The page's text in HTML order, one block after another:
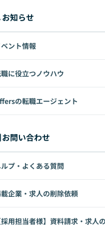
お知らせ
ント情報
に役立つノウハウ
の転職エージェント
お問い合わせ
プ・よくある質問
企業・求人の削除依頼
用担当者様】資料請求・求人